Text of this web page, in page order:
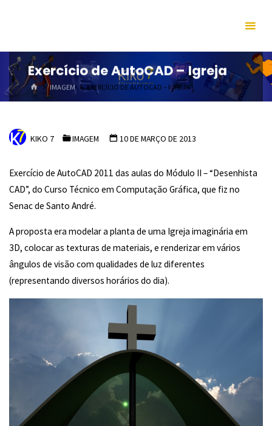
Exercício de AutoCAD – Igreja
HOMEIMAGEM EXERCÍCIO DE AUTOCAD – IGREJA
KIKO 7 IMAGEM 10 DE MARÇO DE 2013
Exercício de AutoCAD 2011 das aulas do Módulo II – “Desenhista
CAD”, do Curso Técnico em Computação Gráfica, que fiz no
Senac de Santo André.
A proposta era modelar a planta de uma Igreja imaginária em
3D, colocar as texturas de materiais, e renderizar em vários
ângulos de visão com qualidades de luz diferentes
(representando diversos horários do dia).